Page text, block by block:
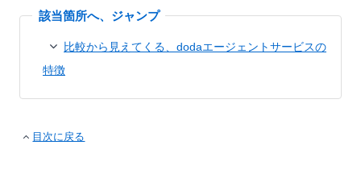
比較から見えてくる、dodaエージェントサービスの
特徴
目次に戻る